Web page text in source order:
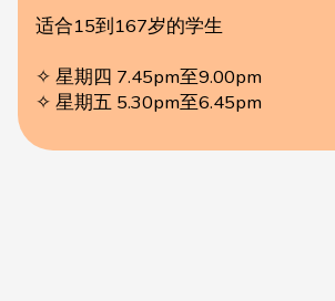
适合15到167岁的学生
✧ 星期四 7.45pm至9.00pm
✧ 星期五 5.30pm至6.45pm